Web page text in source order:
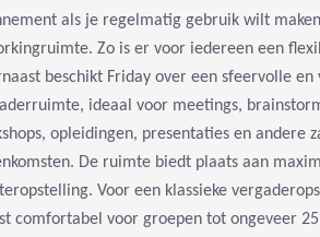
als je regelmatig gebruik wilt
Zo is er voor iedereen een
beschikt Friday over een sfeervolle
ideaal voor meetings,
opleidingen, presentaties en andere
De ruimte biedt plaats aan
Voor een klassieke
comfortabel voor groepen tot ongeveer